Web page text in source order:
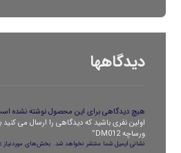
دیدگاهها
هیچ دیدگاهی برای این محصول نوشته نشده
اولین نفری باشید که دیدگاهی را ارسال می کنید
ورساچه DM012”
نشانی ایمیل شما منتشر نخواهد شد. بخش‌های موردنیاز